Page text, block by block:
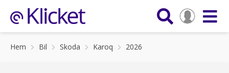
Hem Bil Skoda Karoq 2026